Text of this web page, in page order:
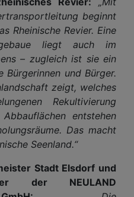
beginnt
Rheinische Revier. Eine
liegt auch im
– zugleich ist sie ein
Bürgerinnen und Bürger.
zeigt, welches
Rekultivierung
entstehen
Das macht
Seenland.“
Stadt Elsdorf und
der NEULAND